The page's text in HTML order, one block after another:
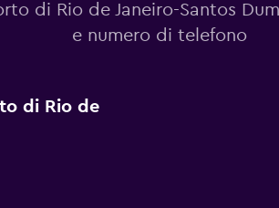
di Rio de Janeiro-Santos
e numero di telefono
di Rio de